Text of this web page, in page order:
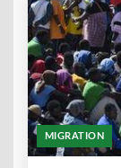
MIGRATION